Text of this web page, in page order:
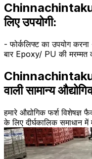
लिए उपयोगी:
- फोर्कलिफ्ट का उपयोग
बार Epoxy/ PU की
वाली सामान्य
हमारे औद्योगिक फर्श विशेषज्ञ
के लिए दीर्घकालिक समाधान